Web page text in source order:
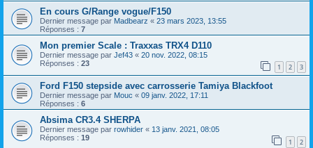
En cours G/Range vogue/F150
Dernier message par Madbearz « 23 mars 2023, 13:55
Réponses : 7
Mon premier Scale : Traxxas TRX4 D110
Dernier message par Jef43 « 20 nov. 2022, 08:15
Réponses : 23 1 2 3
Ford F150 stepside avec carrosserie Tamiya Blackfoot
Dernier message par Mouc « 09 janv. 2022, 17:11
Réponses : 6
Absima CR3.4 SHERPA
Dernier message par rowhider « 13 janv. 2021, 08:05
Réponses : 19 1 2